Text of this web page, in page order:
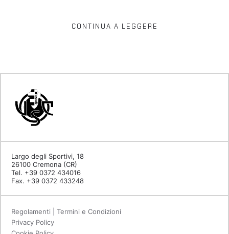
CONTINUA A LEGGERE
Largo degli Sportivi, 18
26100 Cremona (CR)
Tel. +39 0372 434016
Fax. +39 0372 433248
Regolamenti | Termini e Condizioni
Privacy Policy